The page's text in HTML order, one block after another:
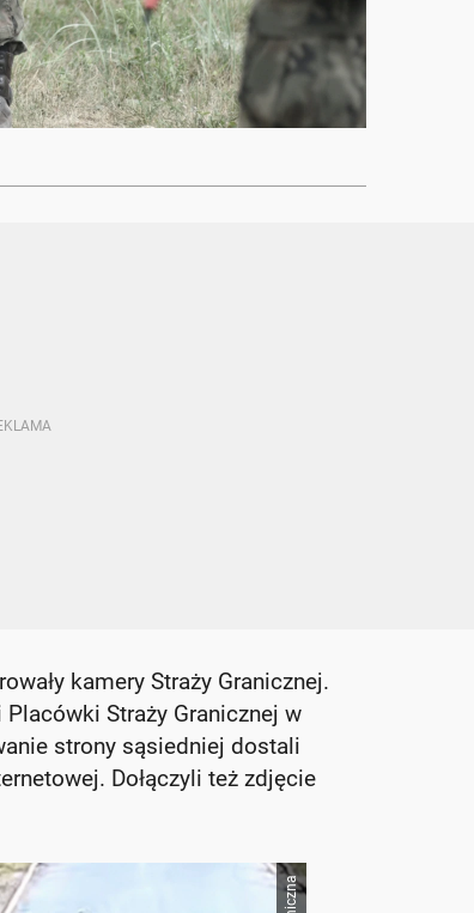
kamery Straży Granicznej.
Straży Granicznej w
strony sąsiedniej dostali
Dołączyli też zdjęcie